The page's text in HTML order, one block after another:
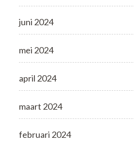
juni 2024
mei 2024
april 2024
maart 2024
februari 2024